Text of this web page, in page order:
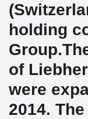
holding
of
were
2014.